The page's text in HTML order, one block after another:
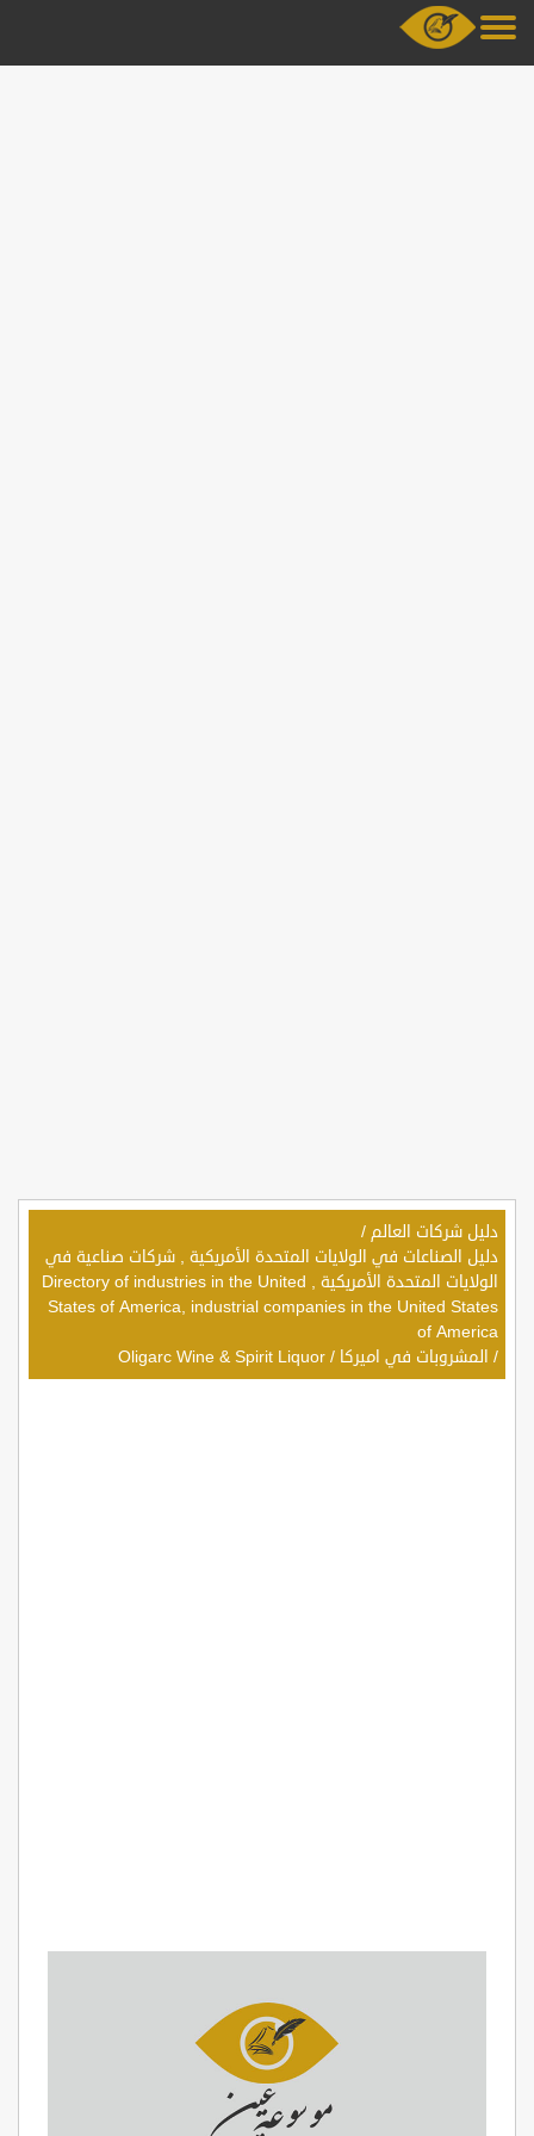
دليل شركات العالم /
دليل الصناعات في الولايات المتحدة الأمريكية , شركات صناعية في
الولايات المتحدة الأمريكية , Directory of industries in the United
States of America, industrial companies in the United States
of America
/ المشروبات في اميركا /
Oligarc Wine & Spirit Liquor